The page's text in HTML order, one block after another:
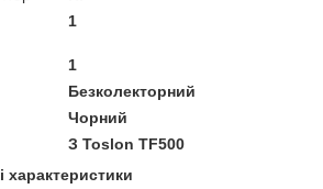
1
1
Безколекторний
Чорний
З Toslon TF500
характеристики